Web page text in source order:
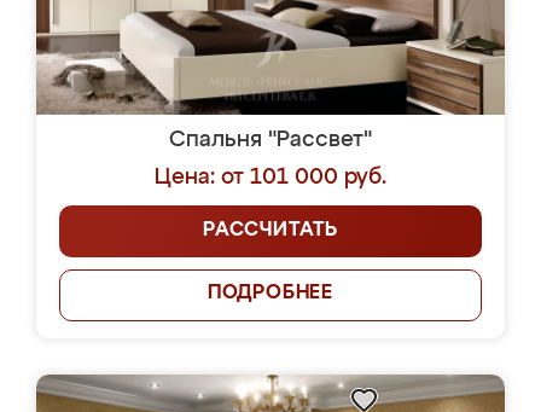
Спальня "Рассвет"
Цена: от 101 000 руб.
РАССЧИТАТЬ
ПОДРОБНЕЕ